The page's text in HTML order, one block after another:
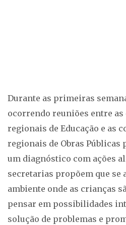
Durante as primeiras
ocorrendo reuniões entre
regionais de Educação e as
regionais de Obras Públicas
um diagnóstico com ações
secretarias propõem que se
ambiente onde as crianças
pensar em possibilidades
solução de problemas e